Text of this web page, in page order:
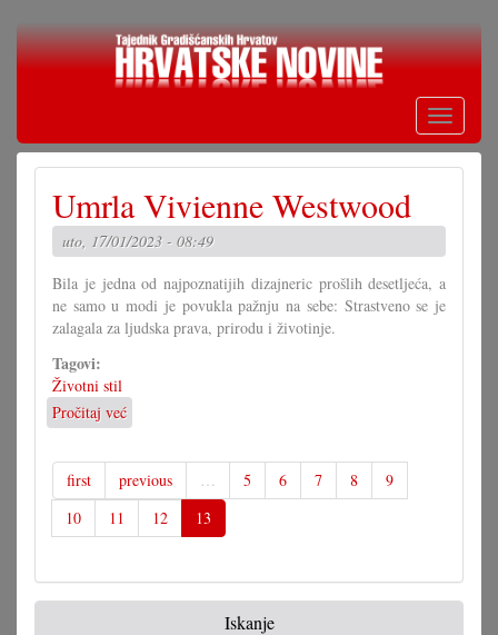
Skoči
Toggle
Umrla Vivienne Westwood
uto, 17/01/2023 - 08:49
Bila je jedna od najpoznatijih dizajneric prošlih desetljeća, a
ne samo u modi je povukla pažnju na sebe: Strastveno se je
zalagala za ljudska prava, prirodu i životinje.
Tagovi:
Životni stil
Pročitaj već
Umrla
Vivienne
Westwood
first previous … 5 6 7 8
9
10
11 12 13
Iskanje